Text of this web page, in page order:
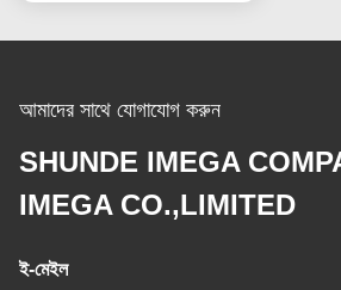
আমাদের সাথে যোগাযোগ করুন
SHUNDE IMEGA
IMEGA CO.,LIMITED
ই-মেইল